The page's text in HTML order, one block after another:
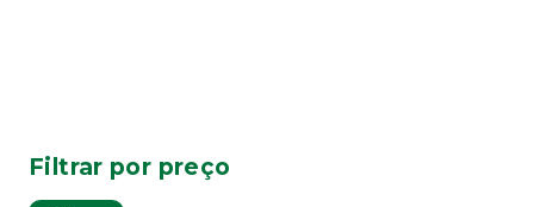
Filtrar por preço